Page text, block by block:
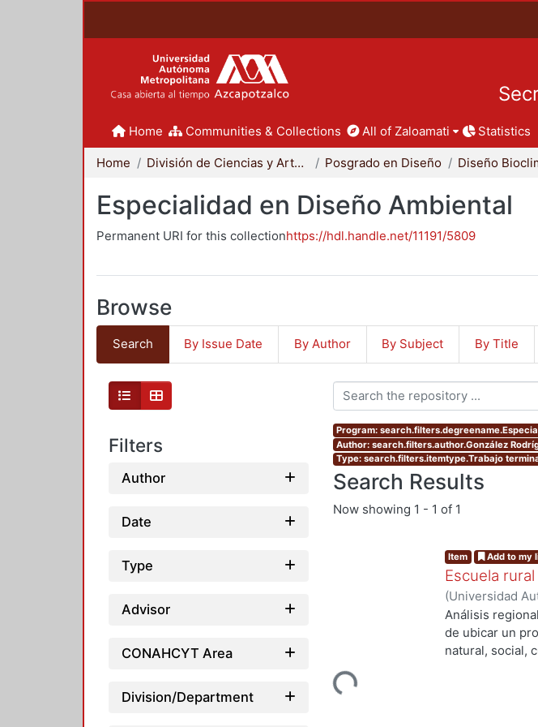
Home Communities & Collections All of Zaloamati Statistics
Home División de Ciencias y Artes para el Diseño Posgrado en Diseño Diseño
Especialidad en Diseño Ambiental
Permanent URI for this collectionhttps://hdl.handle.net/11191/5809
Browse
Search By Issue Date By Author By Subject By Title
Filters
Author
Date
Type
Advisor
CONAHCYT Area
Division/Department
Program:
Author: search.filters.author.González
Type: search.filters.itemtype.Trabajo
Search Results
Now showing 1 - 1 of 1
Loading...
Item Add to my
Escuela
(Universidad
de Servicios de
Análisis
de ubicar un
natural, social,